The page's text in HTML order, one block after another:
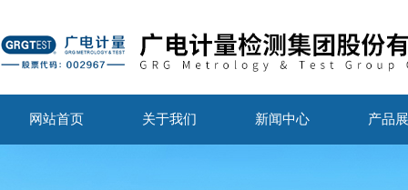
网站首页 关于我们 新闻中心 产品